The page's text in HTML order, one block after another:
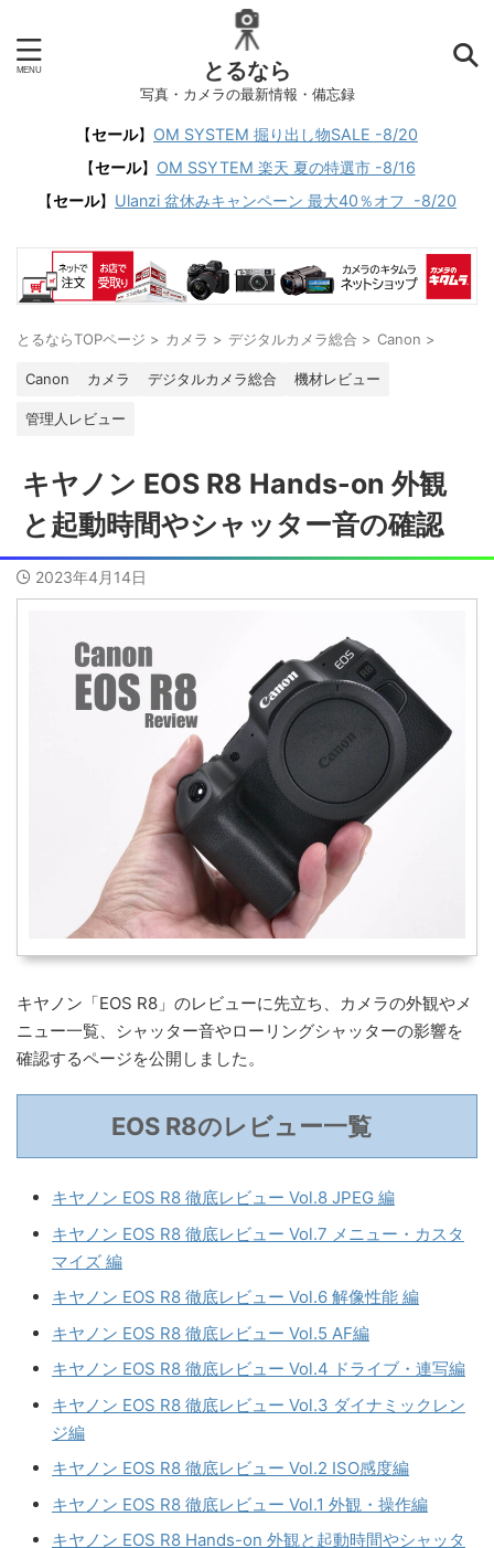
とるなら
写真・カメラの最新情報・備忘録
【セール】 OM SYSTEM 掘り出し物SALE -8/20
【セール】 OM SSYTEM 楽天 夏の特選市 -8/16
【セール】 Ulanzi 盆休みキャンペーン 最大40％オフ -8/20
とるならTOPページ > カメラ > デジタルカメラ総合 > Canon >
Canon カメラ デジタルカメラ総合 機材レビュー
管理人レビュー
キヤノン EOS R8 Hands-on 外観
と起動時間やシャッター音の確認
2023年4月14日
キヤノン「EOS R8」のレビューに先立ち、カメラの外観やメ
ニュー一覧、シャッター音やローリングシャッターの影響を
確認するページを公開しました。
EOS R8のレビュー一覧
キヤノン EOS R8 徹底レビュー Vol.8 JPEG 編
キヤノン EOS R8 徹底レビュー Vol.7 メニュー・カスタ
マイズ 編
キヤノン EOS R8 徹底レビュー Vol.6 解像性能 編
キヤノン EOS R8 徹底レビュー Vol.5 AF編
キヤノン EOS R8 徹底レビュー Vol.4 ドライブ・連写編
キヤノン EOS R8 徹底レビュー Vol.3 ダイナミックレン
ジ編
キヤノン EOS R8 徹底レビュー Vol.2 ISO感度編
キヤノン EOS R8 徹底レビュー Vol.1 外観・操作編
キヤノン EOS R8 Hands-on 外観と起動時間やシャッタ